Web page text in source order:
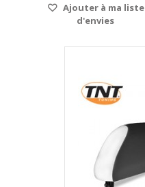
Ajouter à ma liste
d'envies